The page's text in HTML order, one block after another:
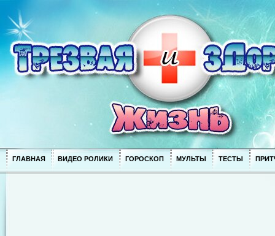
ГЛАВНАЯ ВИДЕО РОЛИКИ ГОРОСКОП МУЛЬТЫ ТЕСТЫ